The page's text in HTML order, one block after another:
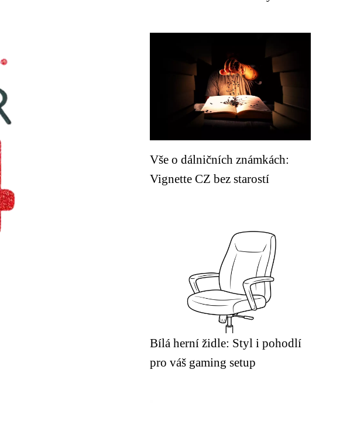
Vše o dálničních známkách:
Vignette CZ bez starostí
Bílá herní židle: Styl i pohodlí
pro váš gaming setup